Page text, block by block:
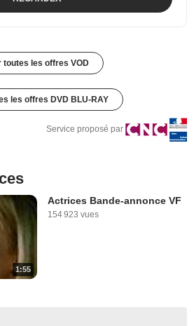
toutes les offres VOD
les offres DVD BLU-RAY
Service proposé par
1:55
Actrices Bande-annonce VF
154 923 vues